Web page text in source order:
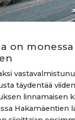
on monessa
täydentää viiden
linnamaisen
Hakamäentien